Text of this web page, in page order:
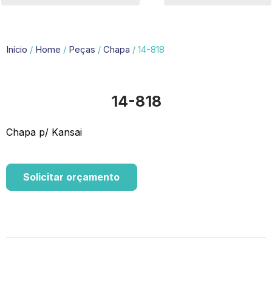
Início / Home / Peças / Chapa / 14-818
14-818
Chapa p/ Kansai
Solicitar orçamento